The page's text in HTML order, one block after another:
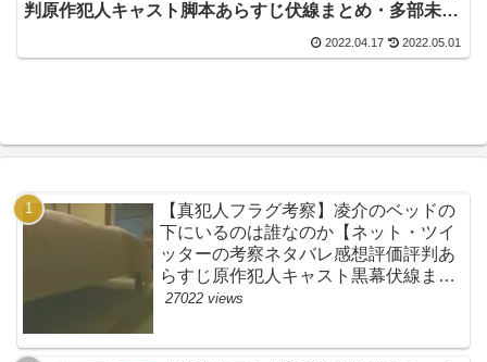
判原作犯人キャスト脚本あらすじ伏線まとめ・多部未華
2022.04.17 2022.05.01
【真犯人フラグ考察】凌介のベッドの
下にいるのは誰なのか【ネット・ツイ
ッターの考察ネタバレ感想評価評判あ
らすじ原作犯人キャスト黒幕伏線まと
め】
27022 views